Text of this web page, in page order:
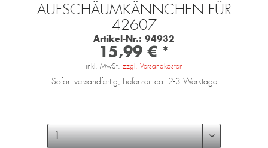
AUFSCHÄUMKÄNNCHEN FÜR
42607
Artikel-Nr.: 94932
15,99 € *
inkl. MwSt. zzgl. Versandkosten
Sofort versandfertig, Lieferzeit ca. 2-3 Werktage